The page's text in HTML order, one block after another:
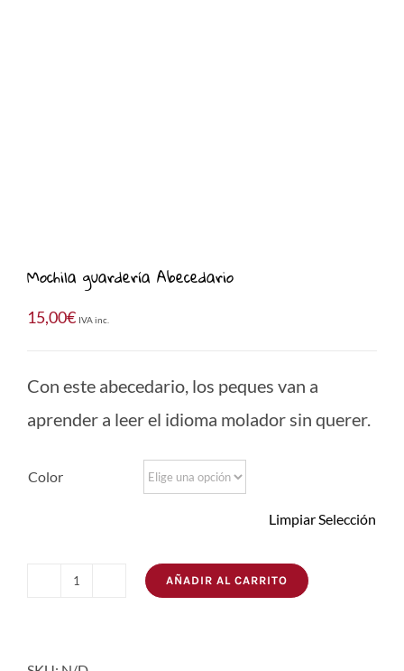
Mochila guardería Abecedario
15,00€ IVA inc.
Con este abecedario, los peques van a
aprender a leer el idioma molador sin querer.
Color
Limpiar Selección
AÑADIR AL CARRITO